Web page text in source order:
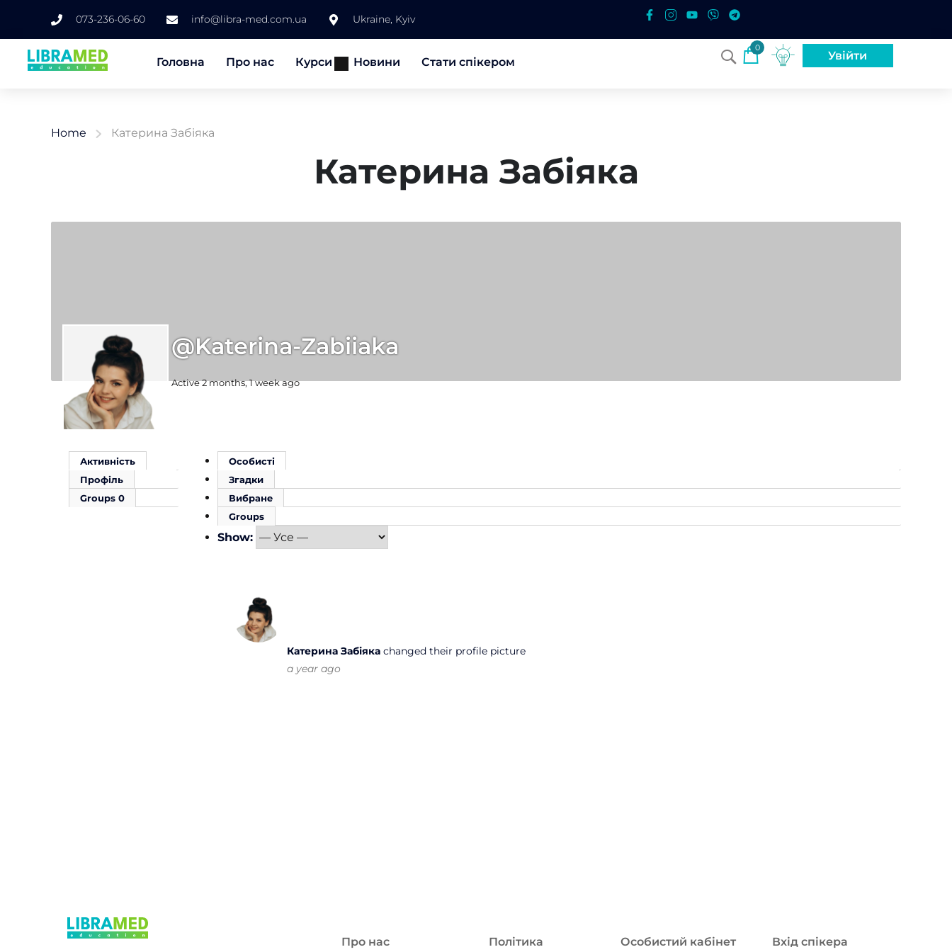
073-236-06-60 info@libra-med.com.ua Ukraine, Kyiv
Головна Про нас Курси Новини Стати спікером
0
Увійти
Home Катерина Забіяка
Катерина Забіяка
@katerina-Zabiiaka
Active 2 months, 1 week ago
Активність
Профіль
Groups 0
Особисті
Згадки
Вибране
Groups
Show:
Катерина Забіяка changed their profile picture
a year ago
Про нас Політика Особистий кабінет Вхід спікера